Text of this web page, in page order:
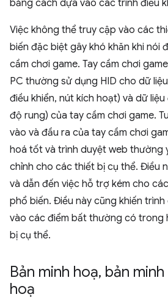
bằng cách dựa vào các trình điều
Việc không thể truy cập vào các
biến đặc biệt gây khó khăn khi nói
cầm chơi game. Tay cầm chơi
PC thường sử dụng HID cho dữ
điều khiển, nút kích hoạt) và dữ
độ rung) của tay cầm chơi game.
vào và đầu ra của tay cầm chơi
hoá tốt và trình duyệt web thường
chỉnh cho các thiết bị cụ thể. Điều
và dẫn đến việc hỗ trợ kém cho
phổ biến. Điều này cũng khiến
vào các điểm bất thường có trong
bị cụ thể.
Bản minh hoạ, bản
hoạ